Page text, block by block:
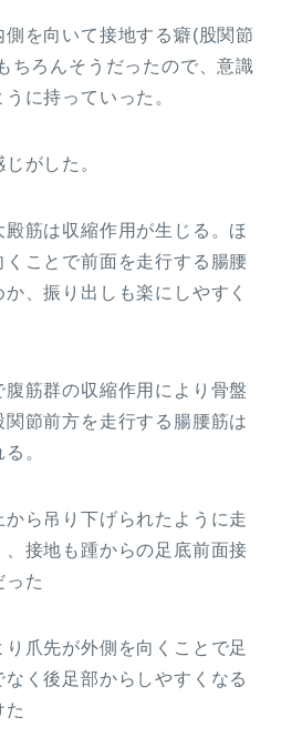
を向いて接地する癖(股関節
ちろんそうだったので、意識
に持っていった。
がした。
筋は収縮作用が生じる。ほ
ことで前面を走行する腸腰
、振り出しも楽にしやすく
筋群の収縮作用により骨盤
節前方を走行する腸腰筋は
。
ら吊り下げられたように走
接地も踵からの足底前面接
った
爪先が外側を向くことで足
く後足部からしやすくなる
た